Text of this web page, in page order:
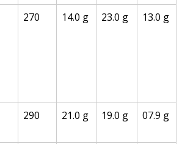
270 14.0 g 23.0 g 13.0 g
290 21.0 g 19.0 g 07.9 g